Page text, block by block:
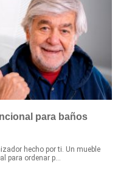
para baños
hecho por ti. Un mueble
para ordenar p...